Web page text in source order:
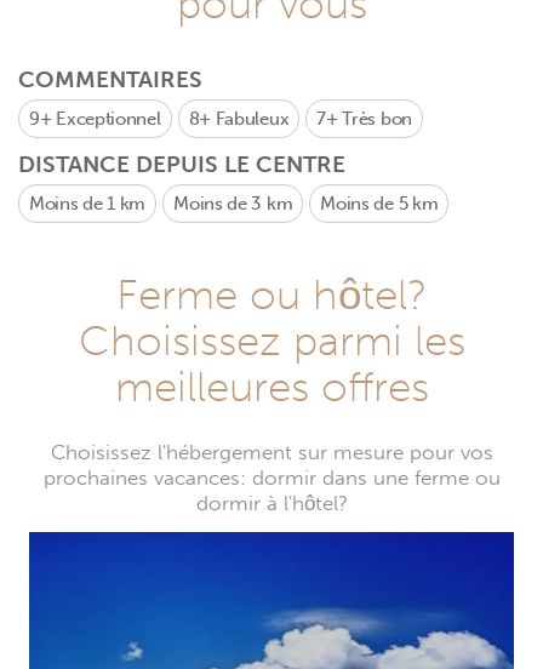
COMMENTAIRES
9+ Exceptionnel 8+ Fabuleux 7+Très bon
DISTANCE DEPUIS LE CENTRE
Moins de 1 km Moins de 3 km Moins de 5 km
Ferme ou hôtel?
Choisissez parmi les
meilleures offres
Choisissez l'hébergement sur mesure pour vos
prochaines vacances: dormir dans une ferme ou
dormir à l'hôtel?